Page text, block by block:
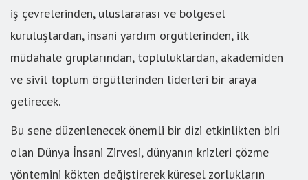
iş çevrelerinden, uluslararası ve bölgesel
kuruluşlardan, insani yardım örgütlerinden, ilk
müdahale gruplarından, topluluklardan, akademiden
ve sivil toplum örgütlerinden liderleri bir araya
getirecek.
Bu sene düzenlenecek önemli bir dizi etkinlikten biri
olan Dünya İnsani Zirvesi, dünyanın krizleri çözme
yöntemini kökten değiştirerek küresel zorlukların